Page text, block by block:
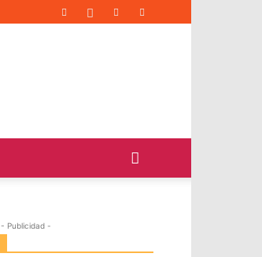
- Publicidad -